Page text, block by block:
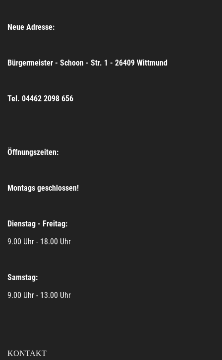
Neue Adresse:
Bürgermeister - Schoon - Str. 1 - 26409 Wittmund
Tel. 04462 2098 656
Öffnungszeiten:
Montags geschlossen!
Dienstag - Freitag:
9.00 Uhr - 18.00 Uhr
Samstag:
9.00 Uhr - 13.00 Uhr
KONTAKT